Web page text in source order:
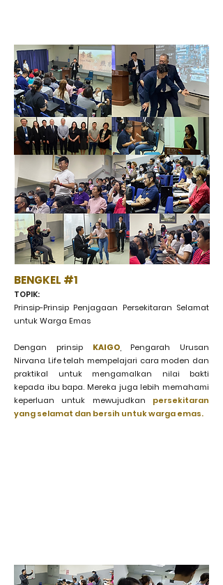
BENGKEL #1
TOPIK:
Prinsip-Prinsip Penjagaan Persekitaran Selamat
untuk Warga Emas
Dengan prinsip KAIGO, Pengarah Urusan
Nirvana Life telah mempelajari cara moden dan
praktikal untuk mengamalkan nilai bakti
kepada ibu bapa. Mereka juga lebih memahami
keperluan untuk mewujudkan persekitaran
yang selamat dan bersih untuk warga emas.